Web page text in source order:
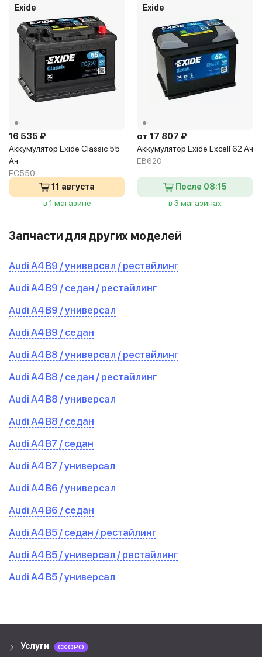
Exide
16 535 ₽
Аккумулятор Exide Classic 55
Ач
EC550
11 августа
в 1 магазине
Exide
от 17 807 ₽
Аккумулятор Exide Excell 62 Ач
EB620
После 08:15
в 3 магазинах
Запчасти для других моделей
Audi A4 B9 / универсал / рестайлинг
Audi A4 B9 / седан / рестайлинг
Audi A4 B9 / универсал
Audi A4 B9 / седан
Audi A4 B8 / универсал / рестайлинг
Audi A4 B8 / седан / рестайлинг
Audi A4 B8 / универсал
Audi A4 B8 / седан
Audi A4 B7 / седан
Audi A4 B7 / универсал
Audi A4 B6 / универсал
Audi A4 B6 / седан
Audi A4 B5 / седан / рестайлинг
Audi A4 B5 / универсал / рестайлинг
Audi A4 B5 / универсал
Услуги СКОРО